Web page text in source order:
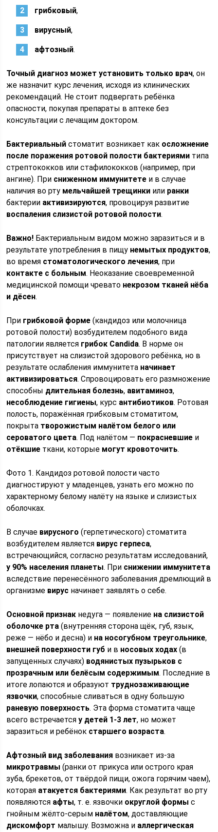
грибковый,
вирусный,
афтозный.
Точный диагноз может установить только врач, он
же назначит курс лечения, исходя из клинических
рекомендаций. Не стоит подвергать ребёнка
опасности, покупая препараты в аптеке без
консультации с лечащим доктором.
Бактериальный стоматит возникает как осложнение
после поражения ротовой полости бактериями типа
стрептококков или стафилококков (например, при
ангине). При сниженном иммунитете и в случае
наличия во рту мельчайшей трещинки или ранки
бактерии активизируются, провоцируя развитие
воспаления слизистой ротовой полости.
Важно! Бактериальным видом можно заразиться и в
результате употребления в пищу немытых продуктов,
во время стоматологического лечения, при
контакте с больным. Неоказание своевременной
медицинской помощи чревато некрозом тканей нёба
и дёсен.
При грибковой форме (кандидоз или молочница
ротовой полости) возбудителем подобного вида
патологии является грибок Candida. В норме он
присутствует на слизистой здорового ребёнка, но в
результате ослабления иммунитета начинает
активизироваться. Спровоцировать его размножение
способны длительная болезнь, авитаминоз,
несоблюдение гигиены, курс антибиотиков. Ротовая
полость, поражённая грибковым стоматитом,
покрыта творожистым налётом белого или
сероватого цвета. Под налётом — покрасневшие и
отёкшие ткани, которые могут кровоточить.
Фото 1. Кандидоз ротовой полости часто
диагностируют у младенцев, узнать его можно по
характерному белому налёту на языке и слизистых
оболочках.
В случае вирусного (герпетического) стоматита
возбудителем является вирус герпеса,
встречающийся, согласно результатам исследований,
у 90% населения планеты. При снижении иммунитета
вследствие перенесённого заболевания дремлющий в
организме вирус начинает заявлять о себе.
Основной признак недуга — появление на слизистой
оболочке рта (внутренняя сторона щёк, губ, язык,
реже — нёбо и десна) и на носогубном треугольнике,
внешней поверхности губ и в носовых ходах (в
запущенных случаях) водянистых пузырьков с
прозрачным или белёсым содержимым. Последние в
итоге лопаются и образуют труднозаживающие
язвочки, способные сливаться в одну большую
раневую поверхность. Эта форма стоматита чаще
всего встречаетсяу детей 1-3 лет, но может
заразиться и ребёнок старшего возраста.
Афтозный вид заболевания возникает из-за
микротравмы (ранки от прикуса или острого края
зуба, брекетов, от твёрдой пищи, ожога горячим чаем),
которая атакуется бактериями. Как результат во рту
появляются афты, т. е. язвочки округлой формы с
гнойным жёлто-серым налётом, доставляющие
дискомфорт малышу. Возможна и аллергическая